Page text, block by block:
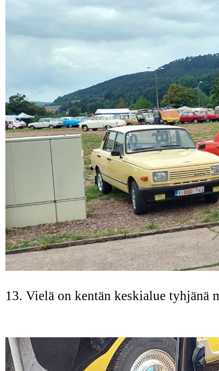
13. Vielä on kentän keskialue tyhjänä